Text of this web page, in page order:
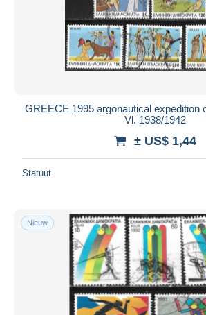
GREECE 1995 argonautical expedition
Vl. 1938/1942
± US$ 1,44
Statuut
Nieuw